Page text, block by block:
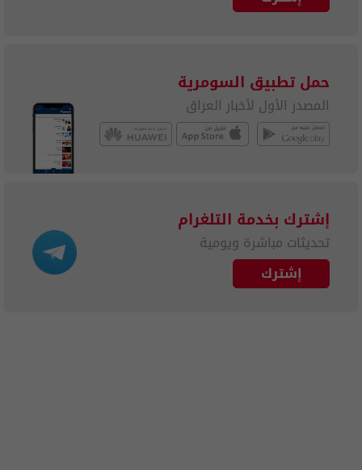
حمل تطبيق السومرية
المصدر الأول لأخبار العراق
إشترك بخدمة التلغرام
تحديثات مباشرة ويومية
إشترك